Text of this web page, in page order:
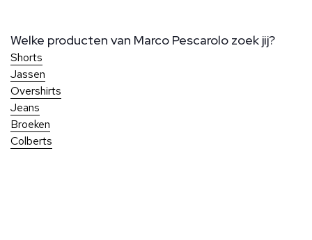
Welke producten van Marco Pescarolo zoek jij?
Shorts
Jassen
Overshirts
Jeans
Broeken
Colberts